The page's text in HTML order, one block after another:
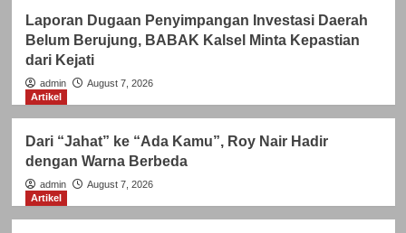
Laporan Dugaan Penyimpangan Investasi Daerah
Belum Berujung, BABAK Kalsel Minta Kepastian
dari Kejati
admin
August 7, 2026
Artikel
Dari “Jahat” ke “Ada Kamu”, Roy Nair Hadir
dengan Warna Berbeda
admin
August 7, 2026
Artikel